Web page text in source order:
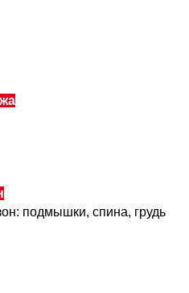
подмышки, спина, грудь